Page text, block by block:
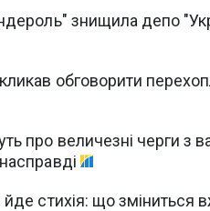
знищила депо
обговорити
про величезні черги з
стихія: що зміниться